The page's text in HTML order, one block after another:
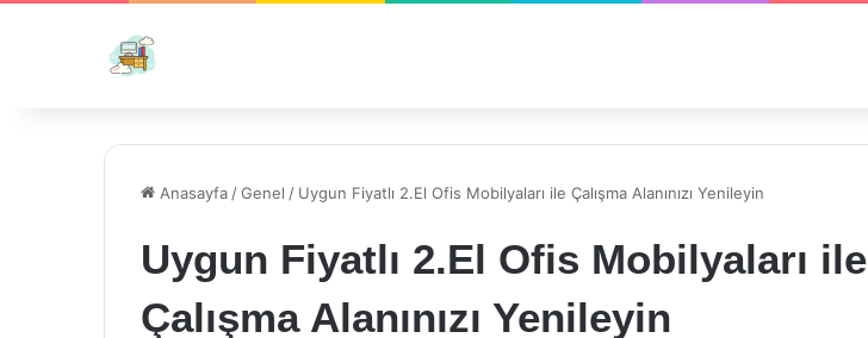
Anasayfa /Genel / Uygun Fiyatlı 2.El Ofis Mobilyaları ile Çalışma Alanınızı Yenileyin
Uygun Fiyatlı 2.El Ofis Mobilyaları ile
Çalışma Alanınızı Yenileyin